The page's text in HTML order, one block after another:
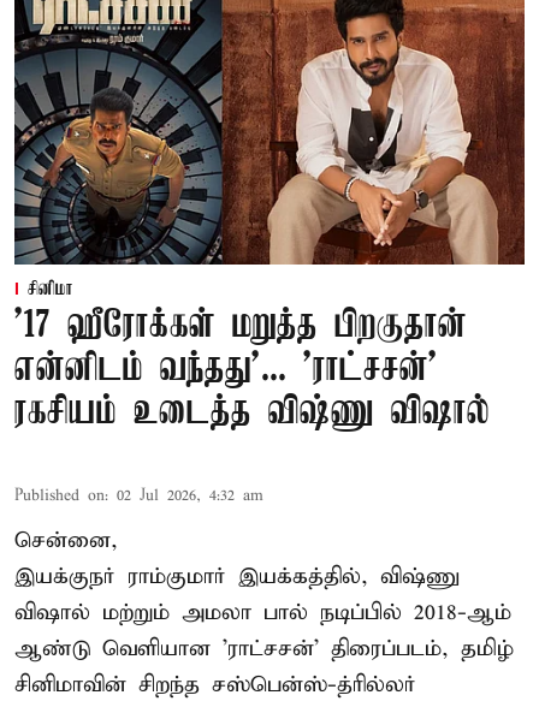
சினிமா
'17 ஹீரோக்கள் மறுத்த பிறகுதான்
என்னிடம் வந்தது'... 'ராட்சசன்'
ரகசியம் உடைத்த விஷ்ணு விஷால்
Published on: 02 Jul 2026, 4:32 am
சென்னை,
இயக்குநர் ராம்குமார் இயக்கத்தில், விஷ்ணு
விஷால் மற்றும் அமலா பால் நடிப்பில் 2018-ஆம்
ஆண்டு வெளியான 'ராட்சசன்' திரைப்படம், தமிழ்
சினிமாவின் சிறந்த சஸ்பென்ஸ்-த்ரில்லர்